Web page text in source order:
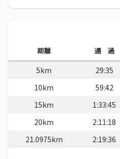
距離 通 過
5km 29:35
10km
59:42
15km
1:33:45
20km
2:11:18
21.0975km
2:19:36